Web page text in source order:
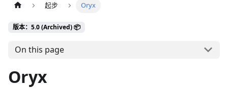
起步 Oryx
版本：5.0 (Archived) 📦
On this page
Oryx